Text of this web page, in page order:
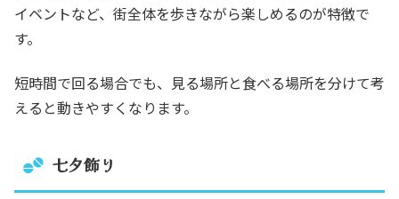
イベントなど、街全体を歩きながら楽しめるのが特徴で
す。
短時間で回る場合でも、見る場所と食べる場所を分けて考
えると動きやすくなります。
七夕飾り